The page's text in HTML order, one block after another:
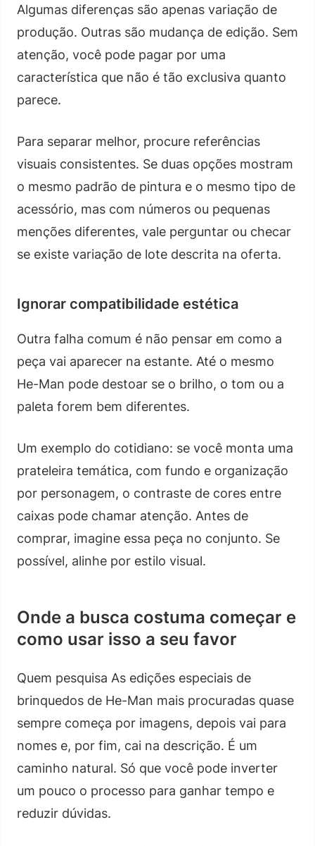
Algumas diferenças são apenas variação de
produção. Outras são mudança de edição. Sem
atenção, você pode pagar por uma
característica que não é tão exclusiva quanto
parece.
Para separar melhor, procure referências
visuais consistentes. Se duas opções mostram
o mesmo padrão de pintura e o mesmo tipo de
acessório, mas com números ou pequenas
menções diferentes, vale perguntar ou checar
se existe variação de lote descrita na oferta.
Ignorar compatibilidade estética
Outra falha comum é não pensar em como a
peça vai aparecer na estante. Até o mesmo
He-Man pode destoar se o brilho, o tom ou a
paleta forem bem diferentes.
Um exemplo do cotidiano: se você monta uma
prateleira temática, com fundo e organização
por personagem, o contraste de cores entre
caixas pode chamar atenção. Antes de
comprar, imagine essa peça no conjunto. Se
possível, alinhe por estilo visual.
Onde a busca costuma começar e
como usar isso a seu favor
Quem pesquisa As edições especiais de
brinquedos de He-Man mais procuradas quase
sempre começa por imagens, depois vai para
nomes e, por fim, cai na descrição. É um
caminho natural. Só que você pode inverter
um pouco o processo para ganhar tempo e
reduzir dúvidas.